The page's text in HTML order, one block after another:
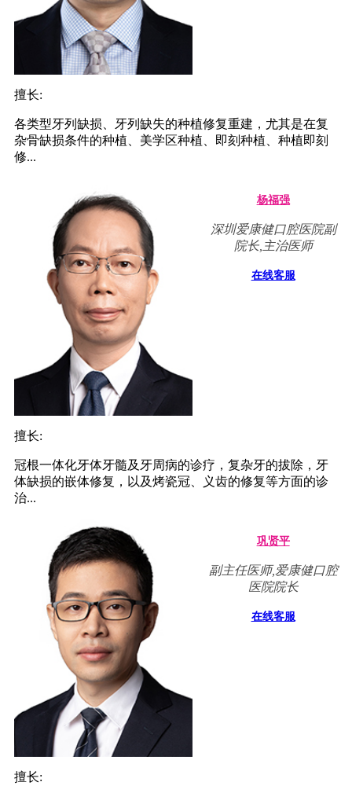
擅长:
各类型牙列缺损、牙列缺失的种植修复重建，尤其是在复
杂骨缺损条件的种植、美学区种植、即刻种植、种植即刻
修...
杨福强
深圳爱康健口腔医院副
院长,主治医师
在线客服
擅长:
冠根一体化牙体牙髓及牙周病的诊疗，复杂牙的拔除，牙
体缺损的嵌体修复，以及烤瓷冠、义齿的修复等方面的诊
治...
巩贤平
副主任医师,爱康健口腔
医院院长
在线客服
擅长: